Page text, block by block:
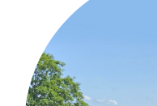
Ferienwohnung
Umgebung
Schönstatt-